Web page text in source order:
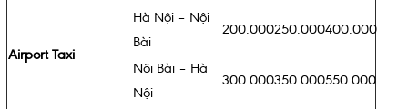
Airport Taxi
Hà Nội – Nội
Bài
200.000250.000400.000
Nội Bài – Hà
Nội
300.000350.000550.000